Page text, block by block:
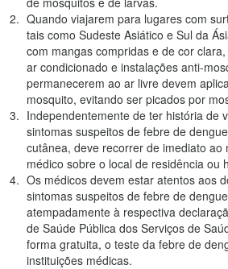
Quando viajarem para lugares com
tais como Sudeste Asiático e Sul da
com mangas compridas e de cor
ar condicionado e instalações anti-
permanecerem ao ar livre devem
mosquito, evitando ser picados por
Independentemente de ter história de
sintomas suspeitos de febre de
cutânea, deve recorrer de imediato ao
médico sobre o local de residência ou
Os médicos devem estar atentos aos
sintomas suspeitos de febre de
atempadamente à respectiva
de Saúde Pública dos Serviços de
forma gratuita, o teste da febre de
instituições médicas.